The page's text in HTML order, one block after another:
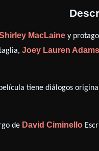
MacLaine y
Joey Lauren Adams
tiene diálogos
de David Ciminello